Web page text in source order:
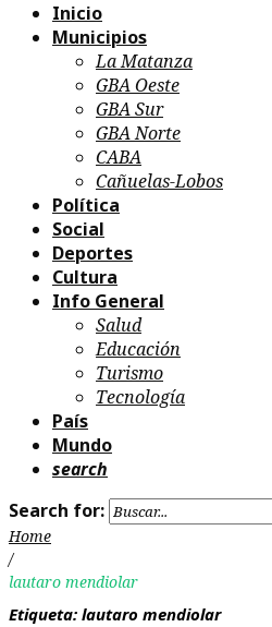
Inicio
Municipios
La Matanza
GBA Oeste
GBA Sur
GBA Norte
CABA
Cañuelas-Lobos
Política
Social
Deportes
Cultura
Info General
Salud
Educación
Turismo
Tecnología
País
Mundo
search
Search for:
Home
/
lautaro mendiolar
Etiqueta: lautaro mendiolar